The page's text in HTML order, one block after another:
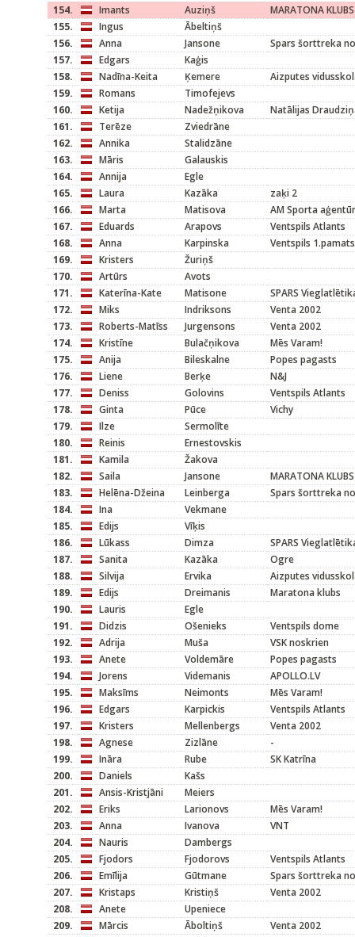
154. Imants Auziņš
MARATONA KLUBS
155.
Ingus
Ābeltiņš
156.
Anna Jansone
Spars šorttreka
157.
Edgars
Kaģis
158.
Nadīna-Keita Ķemere
Aizputes
159.
Romans
Timofejevs
160.
Ketija Nadežņikova
Natālijas
161.
Terēze
Zviedrāne
162.
Annika
Stalidzāne
163.
Māris
Galauskis
164.
Annija
Egle
165.
Laura Kazāka
zaķi 2
166.
Marta Matisova
AM Sporta
167.
Eduards Arapovs
Ventspils Atlants
168.
Anna Karpinska
Ventspils
169.
Kristers
Žuriņš
170.
Artūrs
Avots
171.
Katerīna-Kate Matisone
SPARS
172.
Miks Indriksons
Venta 2002
173.
Roberts-Matīss Jurgensons
Venta 2002
174.
Kristīne Bulačņikova
Mēs Varam!
175.
Anija Bileskalne
Popes pagasts
176.
Liene Berķe
N&J
177.
Deniss Golovins
Ventspils Atlants
178.
Ginta Pūce
Vichy
179.
Ilze
Sermolīte
180.
Reinis
Ernestovskis
181.
Kamila
Žakova
182.
Saila Jansone
MARATONA KLUBS
183.
Helēna-Džeina Leinberga
Spars šorttreka
184.
Ina
Vekmane
185.
Edijs
Vīķis
186.
Lūkass Dimza
SPARS
187.
Sanita Kazāka
Ogre
188.
Silvija Ervika
Aizputes
189.
Edijs Dreimanis
Maratona klubs
190.
Lauris
Egle
191.
Didzis Ošenieks
Ventspils dome
192.
Adrija Muša
VSK noskrien
193.
Anete Voldemāre
Popes pagasts
194.
Jorens Videmanis
APOLLO.LV
195.
Maksīms Neimonts
Mēs Varam!
196.
Edgars Karpickis
Ventspils Atlants
197.
Kristers Mellenbergs
Venta 2002
198.
Agnese Zizlāne
-
199.
Ināra Rube
SK Katrīna
200.
Daniels
Kašs
201.
Ansis-Kristjāni
Meiers
202.
Eriks Larionovs
Mēs Varam!
203.
Anna Ivanova
VNT
204.
Nauris
Dambergs
205.
Fjodors Fjodorovs
Ventspils Atlants
206.
Emīlija Gūtmane
Spars šorttreka
207.
Kristaps Kristiņš
Venta 2002
208.
Anete
Upeniece
209.
Mārcis Āboltiņš
Venta 2002